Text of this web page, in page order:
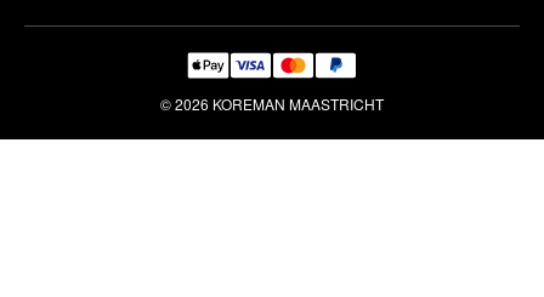
© 2026 KOREMAN MAASTRICHT